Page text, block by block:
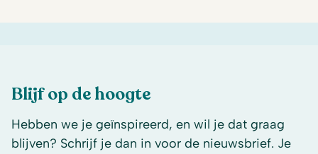
Blijf op de hoogte
Hebben we je geïnspireerd, en wil je dat graag
blijven? Schrijf je dan in voor de nieuwsbrief. Je